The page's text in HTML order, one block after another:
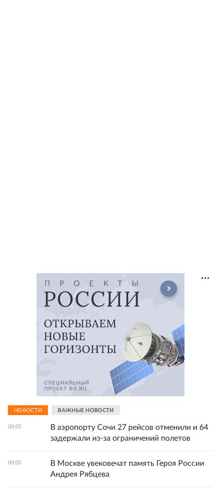
НОВОСТИ ВАЖНЫЕ НОВОСТИ
00:05
В аэропорту Сочи 27 рейсов отменили и 64
задержали из-за ограничений полетов
00:05
В Москве увековечат память Героя России
Андрея Рябцева